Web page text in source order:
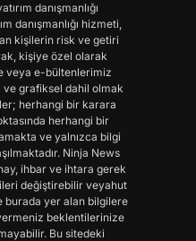
danışmanlığı
danışmanlığı hizmeti,
kişilerin risk ve getiri
kişiye özel olarak
veya e-bültenlerimiz
ve grafiksel dahil olmak
herhangi bir karara
herhangi bir
ve yalnızca bilgi
Ninja News
ihbar ve ihtara gerek
değiştirebilir veyahut
burada yer alan bilgilere
beklentilerinize
Bu sitedeki